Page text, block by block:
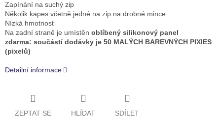
Zapínání na suchý zip
Několik kapes včetně jedné na zip na drobné mince
Nízká hmotnost
Na zadní straně je umístěn oblíbený silikonový panel
zdarma: součástí dodávky je 50 MALÝCH BAREVNÝCH PIXIES
(pixelů)
Detailní informace
ZEPTAT SE HLÍDAT SDÍLET